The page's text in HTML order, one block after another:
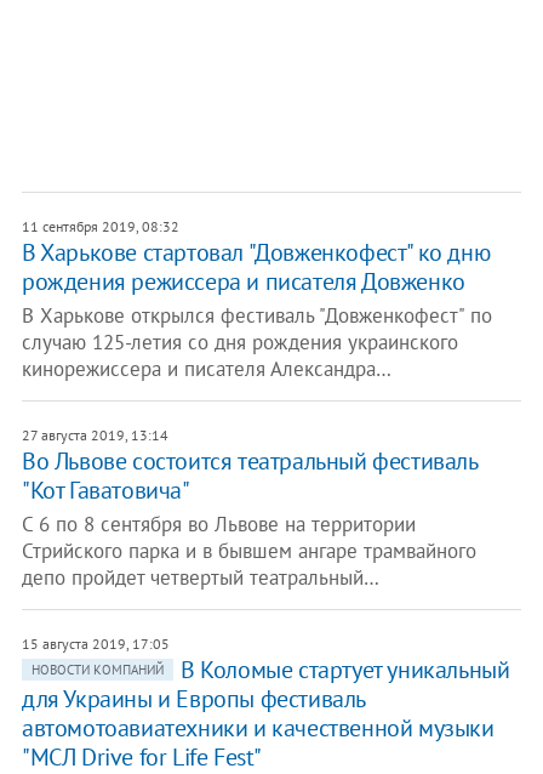
11 сентября 2019, 08:32
В Харькове стартовал "Довженкофест" ко дню
рождения режиссера и писателя Довженко
В Харькове открылся фестиваль "Довженкофест" по
случаю 125-летия со дня рождения украинского
кинорежиссера и писателя Александра…
27 августа 2019, 13:14
Во Львове состоится театральный фестиваль
"Кот Гаватовича"
С 6 по 8 сентября во Львове на территории
Стрийского парка и в бывшем ангаре трамвайного
депо пройдет четвертый театральный…
15 августа 2019, 17:05
НОВОСТИ КОМПАНИЙ
В Коломые стартует уникальный
для Украины и Европы фестиваль
автомотоавиатехники и качественной музыки
"МСЛ Drive for Life Fest"